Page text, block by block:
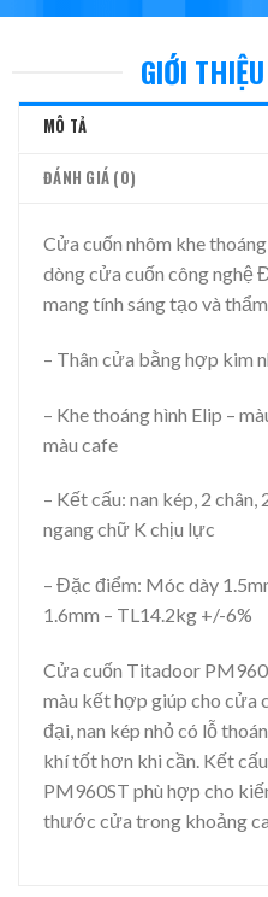
GIỚI
MÔ TẢ
ĐÁNH GIÁ (0)
Cửa cuốn nhôm khe
dòng cửa cuốn công nghệ
mang tính sáng tạo và
– Thân cửa bằng hợp kim
– Khe thoáng hình Elip –
màu cafe
– Kết cấu: nan kép, 2 chân,
ngang chữ K chịu lực
– Đặc điểm: Móc dày
1.6mm – TL14.2kg +/-6%
Cửa cuốn Titadoor
màu kết hợp giúp cho cửa
đại, nan kép nhỏ có lỗ
khí tốt hơn khi cần. Kết
PM960ST phù hợp cho
thước cửa trong khoảng